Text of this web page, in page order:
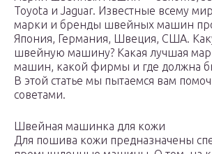
Toyota и Jaguar. Известные всему
марки и бренды швейных машин
Япония, Германия, Швеция, США.
швейную машину? Какая лучшая
машин, какой фирмы и где должна
В этой статье мы пытаемся вам
советами.
Швейная машинка для кожи
Для пошива кожи предназначены